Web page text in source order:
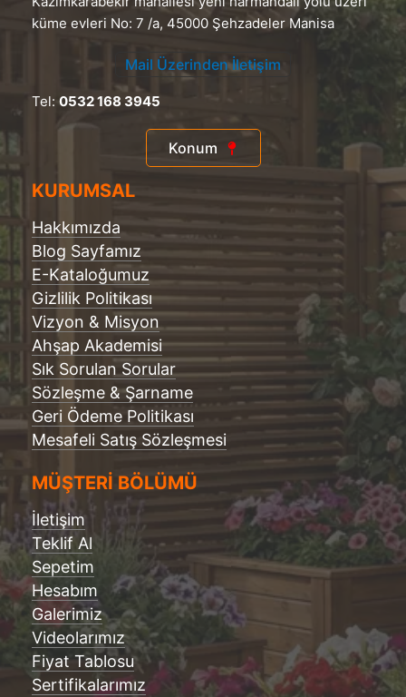
küme evleri No: 7 /a, 45000 Şehzadeler Manisa
Mail Üzerinden İletişim
Tel: 0532 168 3945
Konum
KURUMSAL
Hakkımızda
Blog Sayfamız
E-Kataloğumuz
Gizlilik Politikası
Vizyon & Misyon
Ahşap Akademisi
Sık Sorulan Sorular
Sözleşme & Şarname
Geri Ödeme Politikası
Mesafeli Satış Sözleşmesi
MÜŞTERİ BÖLÜMÜ
İletişim
Teklif Al
Sepetim
Hesabım
Galerimiz
Videolarımız
Fiyat Tablosu
Sertifikalarımız